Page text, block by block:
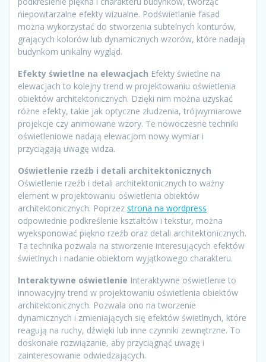
niepowtarzalne efekty wizualne. Podświetlanie fasad
można wykorzystać do stworzenia subtelnych konturów,
grających kolorów lub dynamicznych wzorów, które nadają
budynkom unikalny wygląd.
Efekty świetlne na elewacjach Efekty świetlne na
elewacjach to kolejny trend w projektowaniu oświetlenia
obiektów architektonicznych. Dzięki nim można uzyskać
różne efekty, takie jak optyczne złudzenia, trójwymiarowe
projekcje czy animowane wzory. Te nowoczesne techniki
oświetleniowe nadają elewacjom nowy wymiar i
przyciągają uwagę widza.
Oświetlenie rzeźb i detali architektonicznych
Oświetlenie rzeźb i detali architektonicznych to ważny
element w projektowaniu oświetlenia obiektów
architektonicznych. Poprzez strona na wordpress
odpowiednie podkreślenie kształtów i tekstur, można
wyeksponować piękno rzeźb oraz detali architektonicznych.
Ta technika pozwala na stworzenie interesujących efektów
świetlnych i nadanie obiektom wyjątkowego charakteru.
Interaktywne oświetlenie Interaktywne oświetlenie to
innowacyjny trend w projektowaniu oświetlenia obiektów
architektonicznych. Pozwala ono na tworzenie
dynamicznych i zmieniających się efektów świetlnych, które
reagują na ruchy, dźwięki lub inne czynniki zewnętrzne. To
doskonałe rozwiązanie, aby przyciągnąć uwagę i
zainteresowanie odwiedzających.